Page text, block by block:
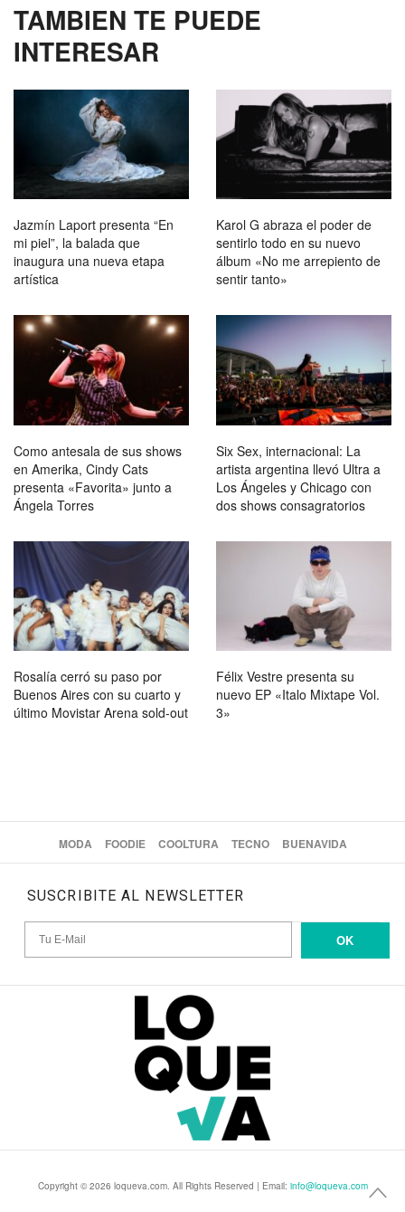
TAMBIEN TE PUEDE
INTERESAR
Jazmín Laport presenta “En
mi piel”, la balada que
inaugura una nueva etapa
artística
Karol G abraza el poder de
sentirlo todo en su nuevo
álbum «No me arrepiento de
sentir tanto»
Como antesala de sus shows
en Amerika, Cindy Cats
presenta «Favorita» junto a
Ángela Torres
Six Sex, internacional: La
artista argentina llevó Ultra a
Los Ángeles y Chicago con
dos shows consagratorios
Rosalía cerró su paso por
Buenos Aires con su cuarto y
último Movistar Arena sold-out
Félix Vestre presenta su
nuevo EP «Italo Mixtape Vol.
3»
MODA FOODIE COOLTURA TECNO BUENAVIDA
SUSCRIBITE AL NEWSLETTER
OK
Copyright © 2026 loqueva.com. All Rights Reserved | Email: info@loqueva.com